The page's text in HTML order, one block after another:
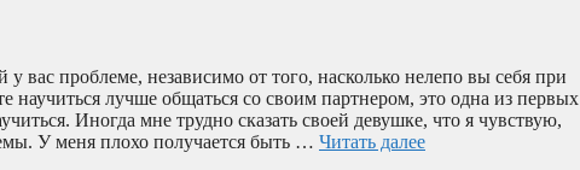
вас проблеме, независимо от того, насколько нелепо вы себя при
научиться лучше общаться со своим партнером, это одна из первых
Иногда мне трудно сказать своей девушке, что я чувствую,
У меня плохо получается быть … Читать далее